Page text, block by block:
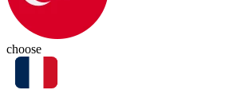
choose